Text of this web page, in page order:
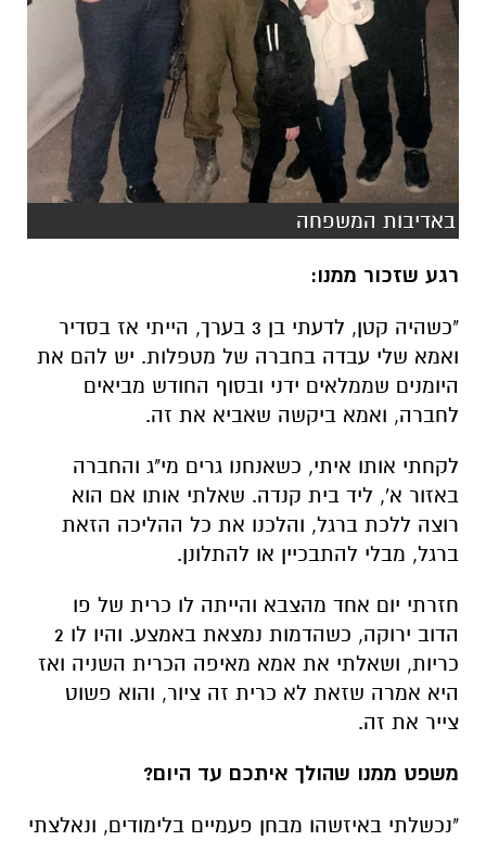
באדיבות המשפחה
רגע שזכור ממנו:
"כשהיה קטן, לדעתי בן 3 בערך, הייתי אז בסדיר
ואמא שלי עבדה בחברה של מטפלות. יש להם את
היומנים שממלאים ידני ובסוף החודש מביאים
לחברה, ואמא ביקשה שאביא את זה.
לקחתי אותו איתי, כשאנחנו גרים מי"ג והחברה
באזור א', ליד בית קנדה. שאלתי אותו אם הוא
רוצה ללכת ברגל, והלכנו את כל ההליכה הזאת
ברגל, מבלי להתבכיין או להתלונן.
חזרתי יום אחד מהצבא והייתה לו כרית של פו
הדוב ירוקה, כשהדמות נמצאת באמצע. והיו לו 2
כריות, ושאלתי את אמא מאיפה הכרית השניה ואז
היא אמרה שזאת לא כרית זה ציור, והוא פשוט
צייר את זה.
משפט ממנו שהולך איתכם עד היום?
"נכשלתי באיזשהו מבחן פעמיים בלימודים, ונאלצתי